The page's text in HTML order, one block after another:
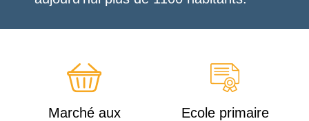
Marché aux
Ecole primaire